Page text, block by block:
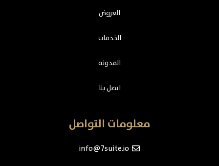
العروض
الخدمات
المدونة
اتصل بنا
معلومات التواصل
info@7suite.io